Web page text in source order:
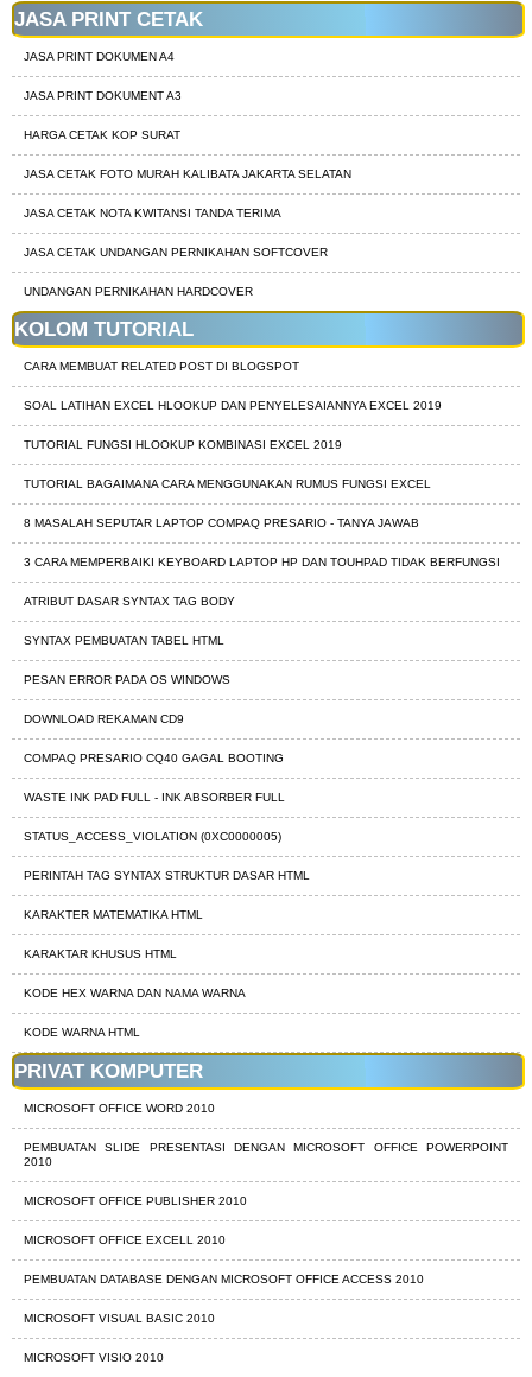
JASA PRINT CETAK
JASA PRINT DOKUMEN A4
JASA PRINT DOKUMENT A3
HARGA CETAK KOP SURAT
JASA CETAK FOTO MURAH KALIBATA JAKARTA SELATAN
JASA CETAK NOTA KWITANSI TANDA TERIMA
JASA CETAK UNDANGAN PERNIKAHAN SOFTCOVER
UNDANGAN PERNIKAHAN HARDCOVER
KOLOM TUTORIAL
CARA MEMBUAT RELATED POST DI BLOGSPOT
SOAL LATIHAN EXCEL HLOOKUP DAN PENYELESAIANNYA EXCEL 2019
TUTORIAL FUNGSI HLOOKUP KOMBINASI EXCEL 2019
TUTORIAL BAGAIMANA CARA MENGGUNAKAN RUMUS FUNGSI EXCEL
8 MASALAH SEPUTAR LAPTOP COMPAQ PRESARIO - TANYA JAWAB
3 CARA MEMPERBAIKI KEYBOARD LAPTOP HP DAN TOUHPAD TIDAK BERFUNGSI
ATRIBUT DASAR SYNTAX TAG BODY
SYNTAX PEMBUATAN TABEL HTML
PESAN ERROR PADA OS WINDOWS
DOWNLOAD REKAMAN CD9
COMPAQ PRESARIO CQ40 GAGAL BOOTING
WASTE INK PAD FULL - INK ABSORBER FULL
STATUS_ACCESS_VIOLATION (0XC0000005)
PERINTAH TAG SYNTAX STRUKTUR DASAR HTML
KARAKTER MATEMATIKA HTML
KARAKTAR KHUSUS HTML
KODE HEX WARNA DAN NAMA WARNA
KODE WARNA HTML
PRIVAT KOMPUTER
MICROSOFT OFFICE WORD 2010
PEMBUATAN SLIDE PRESENTASI DENGAN MICROSOFT OFFICE POWERPOINT
2010
MICROSOFT OFFICE PUBLISHER 2010
MICROSOFT OFFICE EXCELL 2010
PEMBUATAN DATABASE DENGAN MICROSOFT OFFICE ACCESS 2010
MICROSOFT VISUAL BASIC 2010
MICROSOFT VISIO 2010